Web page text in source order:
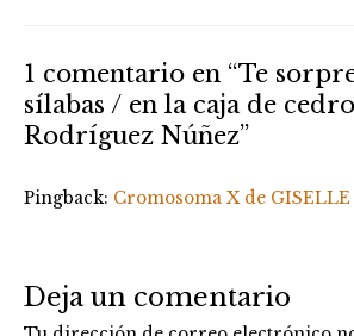
1 comentario en “Te
sílabas / en la caja de
Rodríguez Núñez”
Pingback: Cromosoma X de GISELLE
Deja un comentario